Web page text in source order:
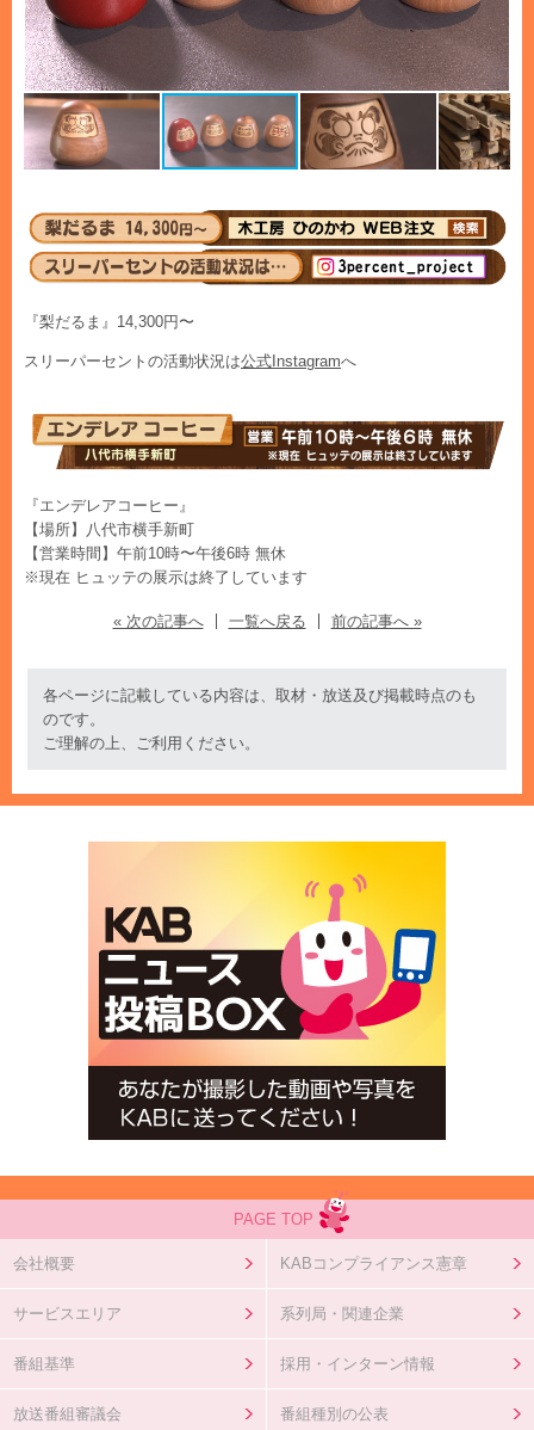
『梨だるま』14,300円〜
スリーパーセントの活動状況は公式Instagramへ
『エンデレアコーヒー』
【場所】八代市横手新町
【営業時間】午前10時〜午後6時 無休
※現在 ヒュッテの展示は終了しています
« 次の記事へ 一覧へ戻る 前の記事へ »
各ページに記載している内容は、取材・放送及び掲載時点のも
のです。
ご理解の上、ご利用ください。
PAGE TOP
会社概要 KABコンプライアンス憲章
サービスエリア 系列局・関連企業
番組基準 採用・インターン情報
放送番組審議会 番組種別の公表